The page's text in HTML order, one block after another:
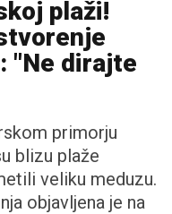
plaži!
"Ne dirajte
primorju
blizu plaže
veliku meduzu.
objavljena je na